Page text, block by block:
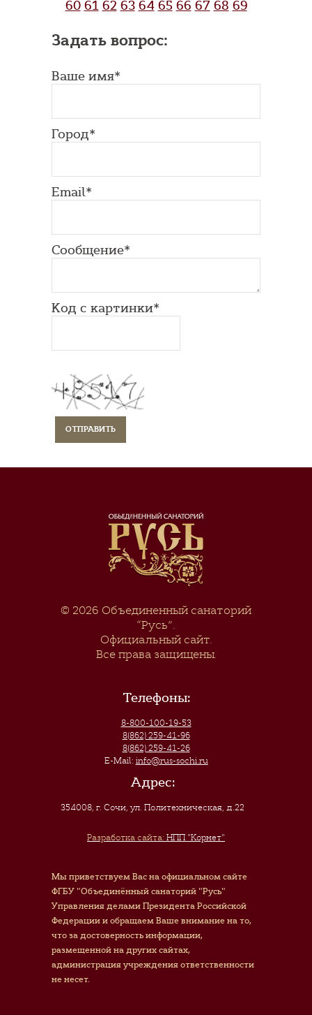
60 61 62 63 64 65 66 67 68 69
Задать вопрос:
Ваше имя*
Город*
Email*
Сообщение*
Код с картинки*
© 2026 Объединенный санаторий
“Русь”.
Официальный сайт.
Все права защищены.
Телефоны:
8-800-100-19-53
8(862) 259-41-96
8(862) 259-41-26
E-Mail: info@rus-sochi.ru
Адрес:
354008, г. Сочи,ул. Политехническая, д.22
Разработка сайта: НПП "Корнет"
Мы приветствуем Вас на официальном сайте
ФГБУ "Объединённый санаторий "Русь"
Управления делами Президента Российской
Федерации и обращаем Ваше внимание на то,
что за достоверность информации,
размещенной на других сайтах,
администрация учреждения ответственности
не несет.